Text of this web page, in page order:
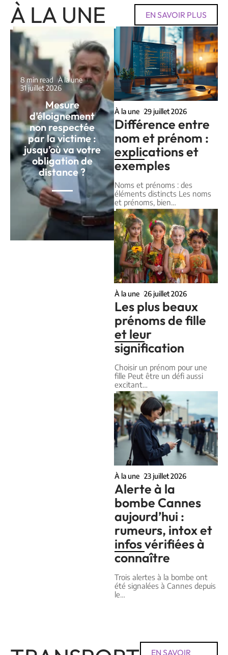
À LA UNE EN SAVOIR PLUS
8 min read À la une
31 juillet 2026
Mesure
d’éloignement
non respectée
par la victime :
jusqu’où va votre
obligation de
distance ?
À la une 29 juillet 2026
Différence entre
nom et prénom :
explications et
exemples
Noms et prénoms : des
éléments distincts Les noms
et prénoms, bien…
À la une 26 juillet 2026
Les plus beaux
prénoms de fille
et leur
signification
Choisir un prénom pour une
fille Peut être un défi aussi
excitant…
À la une 23 juillet 2026
Alerte à la
bombe Cannes
aujourd’hui :
rumeurs, intox et
infos vérifiées à
connaître
Trois alertes à la bombe ont
été signalées à Cannes depuis
le
EN SAVOIR